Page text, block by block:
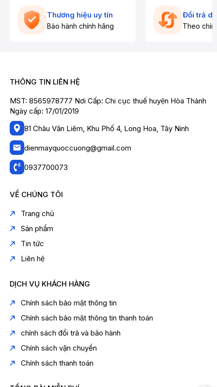
Thương hiệu uy tín
Bảo hành chính hãng
Đổi trả
Theo
THÔNG TIN LIÊN HỆ
MST: 8565978777 Nơi Cấp: Chi cục thuế huyện Hòa Thành
Ngày cấp: 17/01/2019
81 Châu Văn Liêm, Khu Phố 4, Long Hoa, Tây Ninh
dienmayquoccuong@gmail.com
0937700073
VỀ CHÚNG TÔI
Trang chủ
Sản phẩm
Tin tức
Liên hệ
DỊCH VỤ KHÁCH HÀNG
Chính sách bảo mật thông tin
Chính sách bảo mật thông tin thanh toán
chính sách đổi trả và bảo hành
Chính sách vận chuyển
Chính sách thanh toán